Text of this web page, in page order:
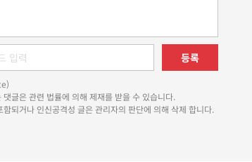
등록
글은 관련 법률에 의해 제재를 받을 수 있습니다.
되거나 인신공격성 글은 관리자의 판단에 의해 삭제 합니다.